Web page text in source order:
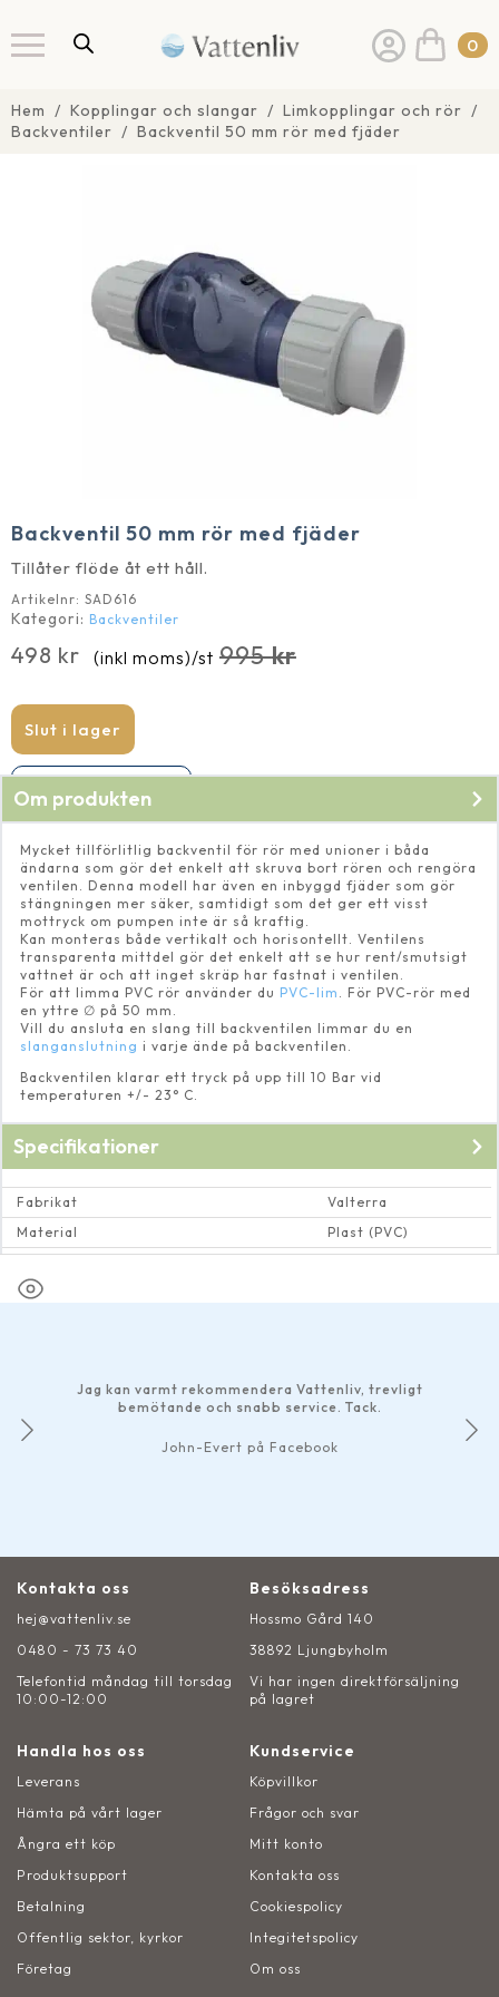
0
Hem Kopplingar och slangar
Limkopplingar och rör
Backventiler
Backventil 50 mm rör med fjäder
Backventil 50 mm rör med fjäder
Tillåter flöde åt ett håll.
Artikelnr: SAD616
Kategori: Backventiler
995kr
Det
priset
var:
995 kr.
498 kr
Det
priset
är:
498 kr.
(inkl moms)/st
Slut i lager
Om produkten
Mycket tillförlitlig backventil för rör med unioner i båda
ändarna som gör det enkelt att skruva bort rören och rengöra
ventilen. Denna modell har även en inbyggd fjäder som gör
stängningen mer säker, samtidigt som det ger ett visst
mottryck om pumpen inte är så kraftig.
Kan monteras både vertikalt och horisontellt. Ventilens
transparenta mittdel gör det enkelt att se hur rent/smutsigt
vattnet är och att inget skräp har fastnat i ventilen.
För att limma PVC rör använder du PVC-lim . För PVC-rör med
en yttre ∅ på 50 mm.
Vill du ansluta en slang till backventilen limmar du en
slanganslutning i varje ände på backventilen.
Backventilen klarar ett tryck på upp till 10 Bar vid
temperaturen +/- 23° C.
Specifikationer
Fabrikat
Valterra
Material
Plast (PVC)
Jag kan varmt rekommendera Vattenliv, trevligt
bemötande och snabb service. Tack.
John-Evert på Facebook
Kontakta oss
hej@vattenliv.se
0480 - 73 73 40
Telefontid måndag till torsdag
10:00-12:00
Besöksadress
Hossmo Gård 140
38892 Ljungbyholm
Vi har ingen direktförsäljning
på lagret
Handla hos oss
Leverans
Hämta på vårt lager
Ångra ett köp
Produktsupport
Betalning
Offentlig sektor, kyrkor
Företag
Kundservice
Köpvillkor
Frågor och svar
Mitt konto
Kontakta oss
Cookiespolicy
Integitetspolicy
Om oss